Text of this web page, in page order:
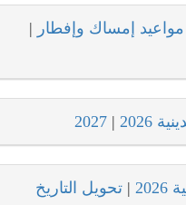
|
2026
|
2027
| تحويل التاريخ